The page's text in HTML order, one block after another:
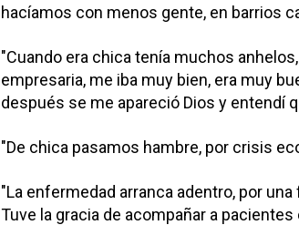
hacíamos con menos gente, en barrios
"Cuando era chica tenía muchos
empresaria, me iba muy bien, era muy
después se me apareció Dios y entendí
"De chica pasamos hambre, por crisis
"La enfermedad arranca adentro, por
Tuve la gracia de acompañar a